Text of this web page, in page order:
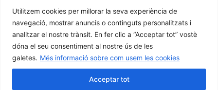
Utilitzem cookies per millorar la seva experiència de
navegació, mostrar anuncis o continguts personalitzats i
analitzar el nostre trànsit. En fer clic a “Acceptar tot” vostè
dóna el seu consentiment al nostre ús de les
galetes. Més informació sobre com usem les cookies
Acceptar tot
Unió de Pagesos denuncia que Agricultura
no donarà ajudes pels efectes de la sequera
en l’ametlla de secà i la garrofa
7 agost 2026
La Terra Alta reclama «justícia territorial»
en el PLATER, una moratòria eòlica i la
repotenciació dels parcs existents
5 agost 2026